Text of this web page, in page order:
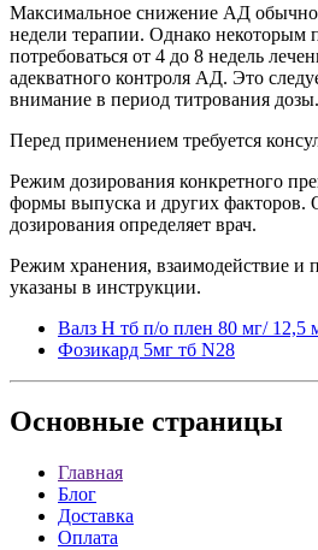
Максимальное снижение АД обычно
недели терапии. Однако некоторым
потребоваться от 4 до 8 недель
адекватного контроля АД. Это
внимание в период титрования дозы.
Перед применением требуется
Режим дозирования конкретного
формы выпуска и других
дозирования определяет врач.
Режим хранения, взаимодействие и
указаны в инструкции.
Валз Н тб п/о плен 80 мг/ 12,5
Фозикард 5мг тб N28
Основные страницы
Главная
Блог
Доставка
Оплата